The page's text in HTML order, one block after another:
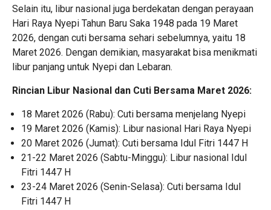
Selain itu, libur nasional juga berdekatan dengan perayaan
Hari Raya Nyepi Tahun Baru Saka 1948 pada 19 Maret
2026, dengan cuti bersama sehari sebelumnya, yaitu 18
Maret 2026. Dengan demikian, masyarakat bisa menikmati
libur panjang untuk Nyepi dan Lebaran.
Rincian Libur Nasional dan Cuti Bersama Maret 2026:
18 Maret 2026 (Rabu): Cuti bersama menjelang Nyepi
19 Maret 2026 (Kamis): Libur nasional Hari Raya Nyepi
20 Maret 2026 (Jumat): Cuti bersama Idul Fitri 1447 H
21-22 Maret 2026 (Sabtu-Minggu): Libur nasional Idul
Fitri 1447 H
23-24 Maret 2026 (Senin-Selasa): Cuti bersama Idul
Fitri 1447 H